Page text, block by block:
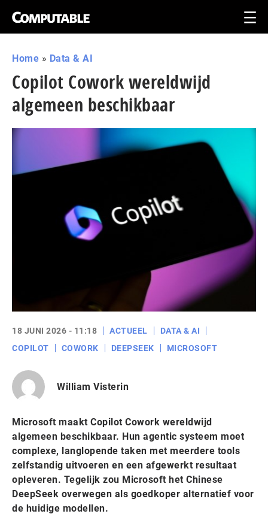
Home » Data & AI
Copilot Cowork wereldwijd
algemeen beschikbaar
18 JUNI 2026 - 11:18 ACTUEEL
DATA & AI
COPILOT
COWORK DEEPSEEK MICROSOFT
William Visterin
Microsoft maakt Copilot Cowork wereldwijd
algemeen beschikbaar. Hun agentic systeem moet
complexe, langlopende taken met meerdere tools
zelfstandig uitvoeren en een afgewerkt resultaat
opleveren. Tegelijk zou Microsoft het Chinese
DeepSeek overwegen als goedkoper alternatief voor
de huidige modellen.